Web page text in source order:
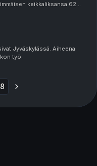
keikkaliksansa 62
kunniaksi kävimme läpi
Jyväskylässä. Aiheena
työ.